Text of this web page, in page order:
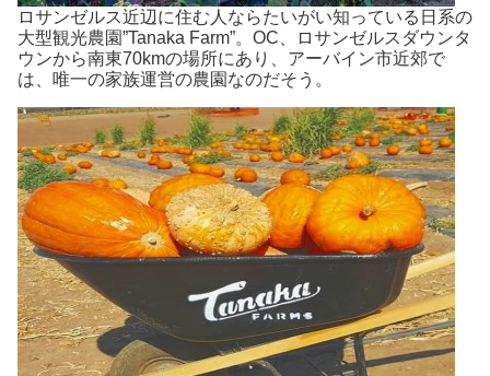
ロサンゼルス近辺に住む人ならたいがい知っている日系の
大型観光農園”Tanaka Farm”。OC、ロサンゼルスダウンタ
ウンから南東70kmの場所にあり、アーバイン市近郊で
は、唯一の家族運営の農園なのだそう。